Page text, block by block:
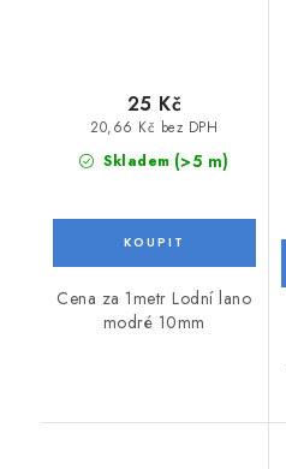
Skladem (>5 m)
20,66 Kč bez DPH
25 Kč
Cena za 1metr Lodní lano
modré 10mm